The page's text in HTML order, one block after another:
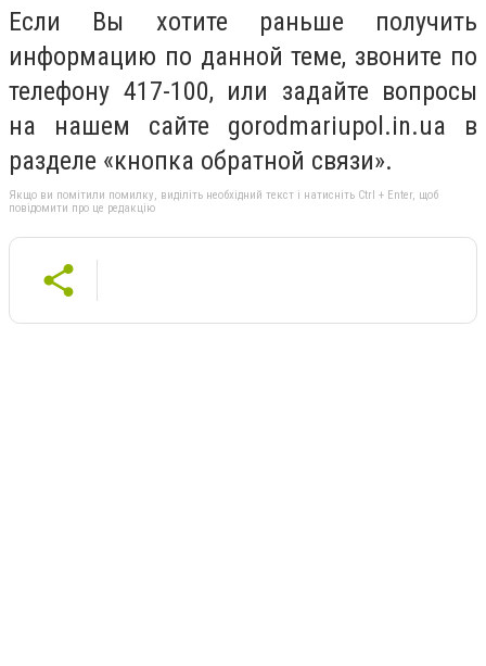
Если Вы хотите раньше получить
информацию по данной теме, звоните по
телефону 417-100, или задайте вопросы
на нашем сайте gorodmariupol.in.ua в
разделе «кнопка обратной связи».
Якщо ви помітили помилку, виділіть необхідний текст і натисніть Ctrl + Enter, щоб
повідомити про це редакцію